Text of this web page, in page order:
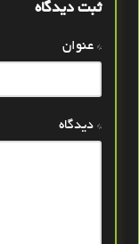
ثبت دیدگاه
* عنوان
* دیدگاه